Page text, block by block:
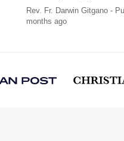
Rev. Fr. Darwin Gitgano -
months ago